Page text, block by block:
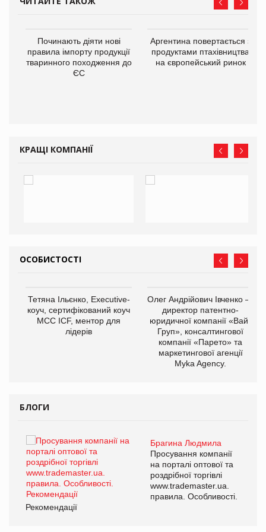
Починають діяти нові
правила імпорту продукції
тваринного походження до
ЄС
Аргентина повертається з
продуктами птахівництва
на європейський ринок
КРАЩІ КОМПАНІЇ
ОСОБИСТОСТІ
Тетяна Ільєнко, Executive-
коуч, сертифікований коуч
МСС ICF, ментор для
лідерів
Олег Андрійович Івченко —
директор патентно-
юридичної компанії «Вайз
Груп», консалтингової
компанії «Парето» та
маркетингової агенції
Myka Agency.
БЛОГИ
Брагина Людмила
Просування компанії
на порталі оптової та
роздрібної торгівлі
www.trademaster.ua.
правила. Особливості.
Рекомендації